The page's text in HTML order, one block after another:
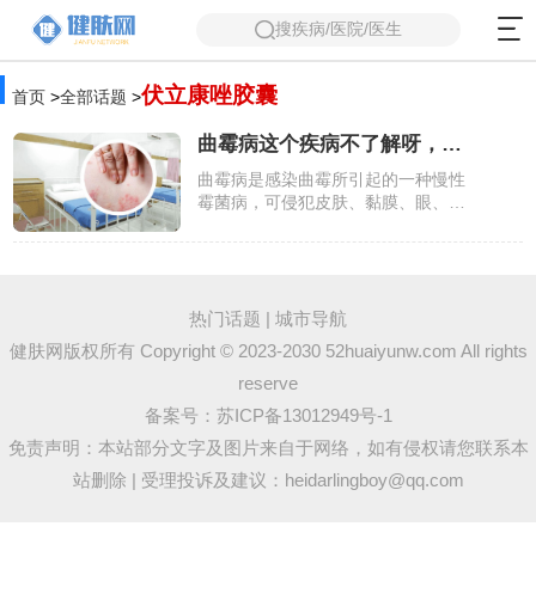
搜疾病/医院/医生
首页>全部话题 >伏立康唑胶囊
曲霉病这个疾病不了解呀，我想知道下这个疾病的知识
曲霉病是感染曲霉所引起的一种慢性
霉菌病，可侵犯皮肤、黏膜、眼、外
道、神经系统或骨骼，严重者导致败
处，可产生大量孢子，由呼吸道进入
眶部感染，皮肤烧伤后可引起感染。
热门话题 | 城市导航
健肤网版权所有 Copyright © 2023-2030 52huaiyunw.com All rights
reserve
备案号： 苏ICP备13012949号-1
免责声明：本站部分文字及图片来自于网络，如有侵权请您联系本
站删除 | 受理投诉及建议：heidarlingboy@qq.com